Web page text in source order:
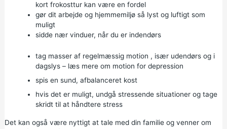
kort frokosttur kan være en fordel
gør dit arbejde og hjemmemiljø så lyst og luftigt som
muligt
sidde nær vinduer, når du er indendørs
tag masser af regelmæssig motion , især udendørs og i
dagslys – læs mere om motion for depression
spis en sund, afbalanceret kost
hvis det er muligt, undgå stressende situationer og tage
skridt til at håndtere stress
Det kan også være nyttigt at tale med din familie og venner om